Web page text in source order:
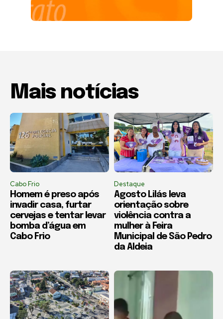
Mais notícias
Cabo Frio
Homem é preso após
invadir casa, furtar
cervejas e tentar levar
bomba d’água em
Cabo Frio
Destaque
Agosto Lilás leva
orientação sobre
violência contra a
mulher à Feira
Municipal de São Pedro
da Aldeia